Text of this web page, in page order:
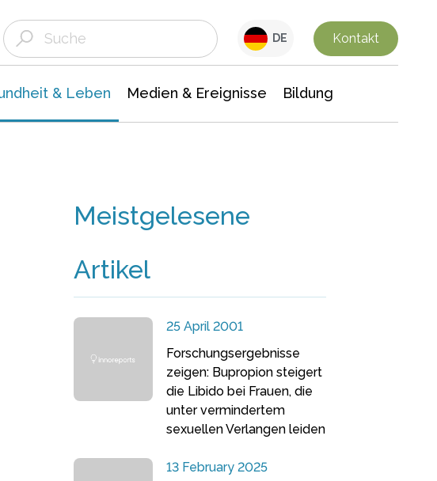
DE Kontakt
& Leben Medien & Ereignisse Bildung
Meistgelesene
Artikel
25 April 2001
Forschungsergebnisse
zeigen: Bupropion steigert
die Libido bei Frauen, die
unter vermindertem
sexuellen Verlangen leiden
13 February 2025